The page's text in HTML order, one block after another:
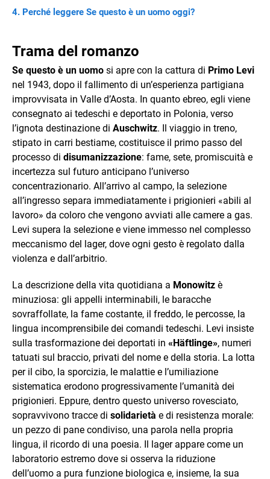
Perché leggere Se questo è un uomo oggi?
Trama del romanzo
Se questo è un uomo si apre con la cattura di Primo Levi
nel 1943, dopo il fallimento di un’esperienza partigiana
improvvisata in Valle d’Aosta. In quanto ebreo, egli viene
consegnato ai tedeschi e deportato in Polonia, verso
l’ignota destinazione di Auschwitz. Il viaggio in treno,
stipato in carri bestiame, costituisce il primo passo del
processo di disumanizzazione: fame, sete, promiscuità e
incertezza sul futuro anticipano l’universo
concentrazionario. All’arrivo al campo, la selezione
all’ingresso separa immediatamente i prigionieri «abili al
lavoro» da coloro che vengono avviati alle camere a gas.
Levi supera la selezione e viene immesso nel complesso
meccanismo del lager, dove ogni gesto è regolato dalla
violenza e dall’arbitrio.
La descrizione della vita quotidiana a Monowitz è
minuziosa: gli appelli interminabili, le baracche
sovraffollate, la fame costante, il freddo, le percosse, la
lingua incomprensibile dei comandi tedeschi. Levi insiste
sulla trasformazione dei deportati in «Häftlinge», numeri
tatuati sul braccio, privati del nome e della storia. La lotta
per il cibo, la sporcizia, le malattie e l’umiliazione
sistematica erodono progressivamente l’umanità dei
prigionieri. Eppure, dentro questo universo rovesciato,
sopravvivono tracce di solidarietà e di resistenza morale:
un pezzo di pane condiviso, una parola nella propria
lingua, il ricordo di una poesia. Il lager appare come un
laboratorio estremo dove si osserva la riduzione
dell’uomo a pura funzione biologica e, insieme, la sua